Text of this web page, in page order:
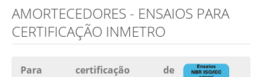
AMORTECEDORES - ENSAIOS PARA
CERTIFICAÇÃO INMETRO
Para certificação de